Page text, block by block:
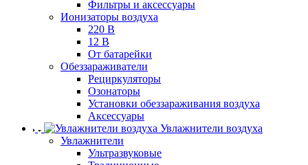
Фильтры и аксессуары
Ионизаторы воздуха
220 В
12 В
От батарейки
Обеззараживатели
Рециркуляторы
Озонаторы
Установки обеззараживания воздуха
Аксессуары
Увлажнители воздуха
Увлажнители
Ультразвуковые